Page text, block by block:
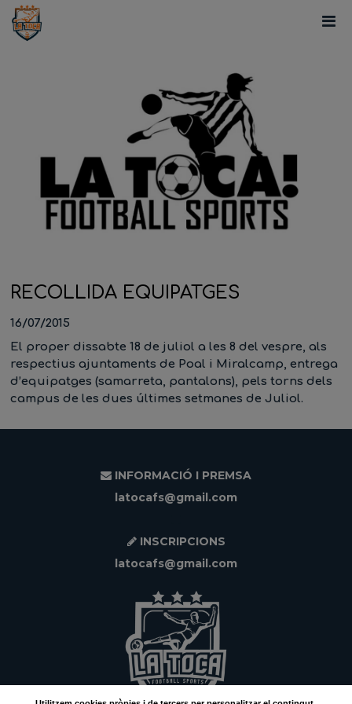
RECOLLIDA EQUIPATGES
16/07/2015
El proper dissabte 18 de juliol a les 8 del vespre, als
respectius ajuntaments de Poal i Miralcamp, entrega
d’equipatges (samarreta, pantalons), pels torns dels
campus de les dues últimes setmanes de Juliol.
INFORMACIÓ I PREMSA
latocafs@gmail.com
INSCRIPCIONS
latocafs@gmail.com